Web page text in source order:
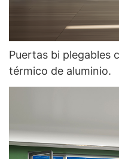
Puertas bi plegables
térmico de aluminio.